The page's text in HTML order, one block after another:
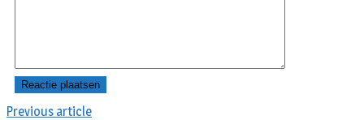
Previous article